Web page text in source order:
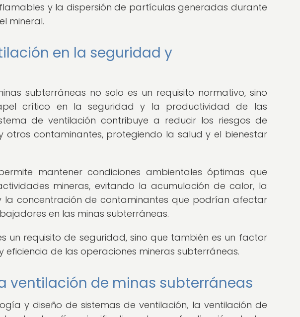
y la dispersión de partículas generadas durante
mineral.
en la seguridad y
subterráneas no solo es un requisito normativo, sino
crítico en la seguridad y la productividad de las
de ventilación contribuye a reducir los riesgos de
otros contaminantes, protegiendo la salud y el bienestar
mantener condiciones ambientales óptimas que
mineras, evitando la acumulación de calor, la
la concentración de contaminantes que podrían afectar
en las minas subterráneas.
un requisito de seguridad, sino que también es un factor
de las operaciones mineras subterráneas.
ventilación de minas subterráneas
y diseño de sistemas de ventilación, la ventilación de